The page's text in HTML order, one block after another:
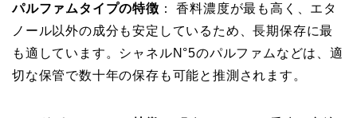
パルファムタイプの特徴 ： 香料濃度が最も高く、エタ
ノール以外の成分も安定しているため、長期保存に最
も適しています。シャネルN°5のパルファムなどは、適
切な保管で数十年の保存も可能と推測されます。